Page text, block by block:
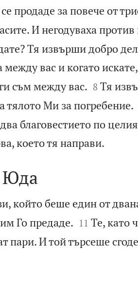
продаде за повече от
И негодуваха против
Тя извърши добро
между вас и когато
съм между вас.
8 Тя
Ми за погребение.
благовестието по
което тя направи.
Юда
който беше един от
Го предаде.
11 Те, като
пари. И той търсеше